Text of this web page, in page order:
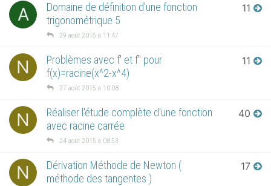
A
Domaine de définition d'une fonction
trigonométrique 5
29 août 2015 à 11:47
11
N
Problèmes avec f' et f" pour
f(x)=racine(x^2-x^4)
27 août 2015 à 10:08
11
N
Réaliser l'étude complète d'une fonction
avec racine carrée
24 août 2015 à 08:53
40
N
Dérivation Méthode de Newton (
méthode des tangentes )
17